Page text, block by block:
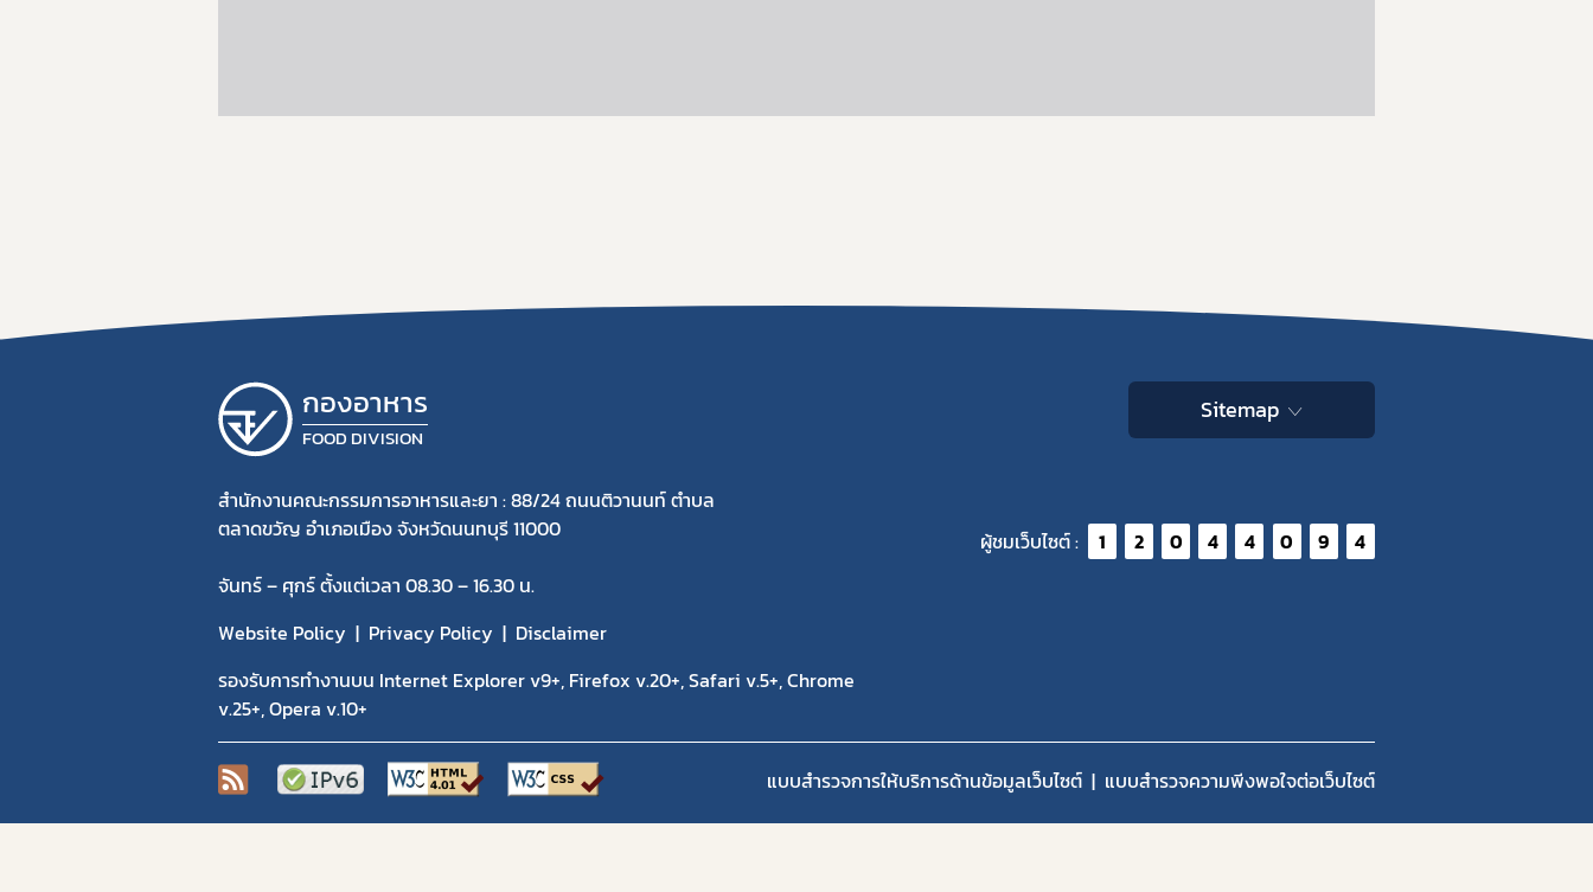
กองอาหาร
FOOD DIVISION
สำนักงานคณะกรรมการอาหารและยา : 88/24 ถนนติวานนท์ ตำบล
ตลาดขวัญ อำเภอเมือง จังหวัดนนทบุรี 11000
จันทร์ – ศุกร์ ตั้งแต่เวลา 08.30 – 16.30 น.
Website Policy
Privacy Policy
Disclaimer
รองรับการทำงานบน Internet Explorer v9+, Firefox v.20+, Safari v.5+, Chrome
v.25+, Opera v.10+
Sitemap
ผู้ชมเว็บไซต์ : 1 2 0 4 4 0 9 4
แบบสำรวจการให้บริการด้านข้อมูลเว็บไซต์ แบบสำรวจความพีงพอใจต่อเว็บไซต์